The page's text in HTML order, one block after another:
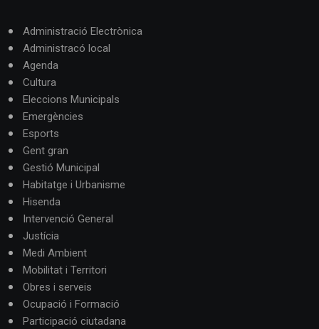
Administració Electrònica
Administracó local
Agenda
Cultura
Eleccions Municipals
Emergències
Esports
Gent gran
Gestió Municipal
Habitatge i Urbanisme
Hisenda
Intervenció General
Justícia
Medi Ambient
Mobilitat i Territori
Obres i serveis
Ocupació i Formació
Participació ciutadana